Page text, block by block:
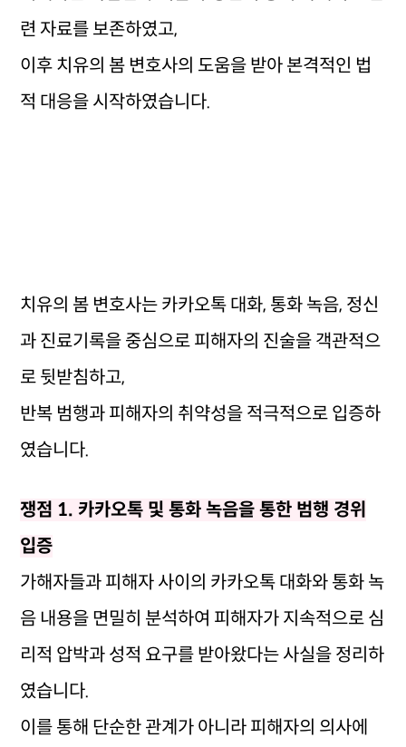
련 자료를 보존하였고,
이후 치유의 봄 변호사의 도움을 받아 본격적인 법
적 대응을 시작하였습니다.
치유의 봄 변호사는 카카오톡 대화, 통화 녹음, 정신
과 진료기록을 중심으로 피해자의 진술을 객관적으
로 뒷받침하고,
반복 범행과 피해자의 취약성을 적극적으로 입증하
였습니다.
쟁점 1. 카카오톡 및 통화 녹음을 통한 범행 경위
입증
가해자들과 피해자 사이의 카카오톡 대화와 통화 녹
음 내용을 면밀히 분석하여 피해자가 지속적으로 심
리적 압박과 성적 요구를 받아왔다는 사실을 정리하
였습니다.
이를 통해 단순한 관계가 아니라 피해자의 의사에